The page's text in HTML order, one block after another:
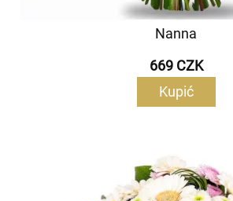
Nanna
669 CZK
Kupić